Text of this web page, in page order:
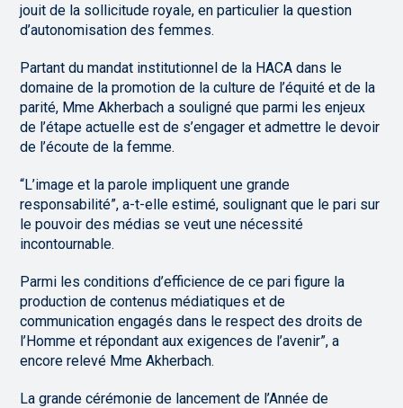
jouit de la sollicitude royale, en particulier la question
d’autonomisation des femmes.
Partant du mandat institutionnel de la HACA dans le
domaine de la promotion de la culture de l’équité et de la
parité, Mme Akherbach a souligné que parmi les enjeux
de l’étape actuelle est de s’engager et admettre le devoir
de l’écoute de la femme.
“L’image et la parole impliquent une grande
responsabilité”, a-t-elle estimé, soulignant que le pari sur
le pouvoir des médias se veut une nécessité
incontournable.
Parmi les conditions d’efficience de ce pari figure la
production de contenus médiatiques et de
communication engagés dans le respect des droits de
l’Homme et répondant aux exigences de l’avenir”, a
encore relevé Mme Akherbach.
La grande cérémonie de lancement de l’Année de